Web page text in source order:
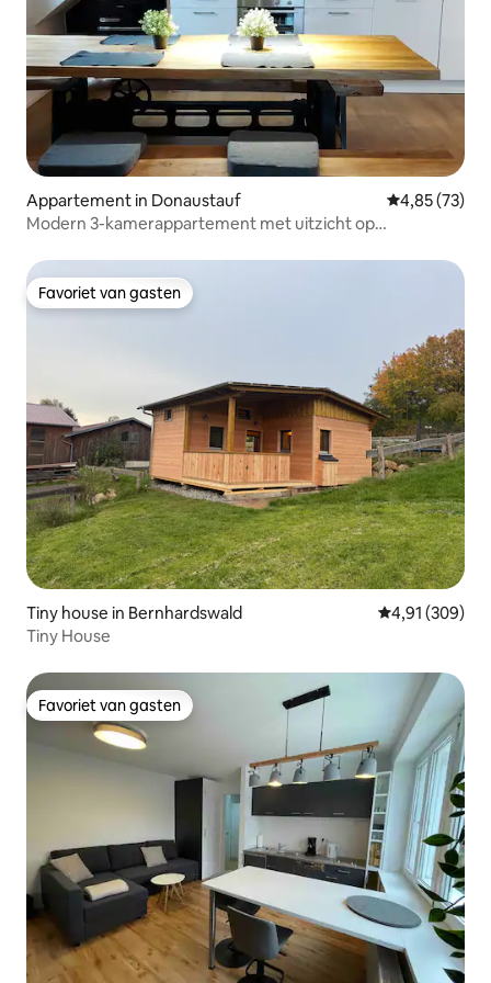
Appartement in Donaustauf Gemiddelde
4,85 (73)
Modern 3-kamerappartement met uitzicht op
Favoriet van gasten
Favoriet van gasten
Tiny house in Bernhardswald Gemiddelde
4,91 (309)
Tiny House
Favoriet van gasten
Favoriet van gasten